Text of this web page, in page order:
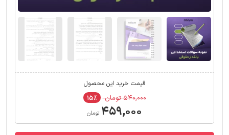
قیمت خرید این محصول
۵۴۰,۰۰۰ تومان ۱۵٪
۴۵۹,۰۰۰ تومان